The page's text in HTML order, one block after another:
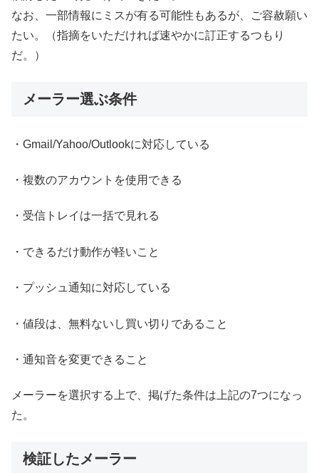
なお、一部情報にミスが有る可能性もあるが、ご容赦願い
たい。（指摘をいただければ速やかに訂正するつもり
だ。）
メーラー選ぶ条件
・Gmail/Yahoo/Outlookに対応している
・複数のアカウントを使用できる
・受信トレイは一括で見れる
・できるだけ動作が軽いこと
・プッシュ通知に対応している
・値段は、無料ないし買い切りであること
・通知音を変更できること
メーラーを選択する上で、掲げた条件は上記の7つになっ
た。
検証したメーラー